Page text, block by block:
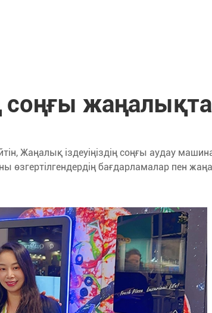
соңғы
Жаңалық іздеуіңіздің соңғы аудау
өзгертілгендердің бағдарламалар пен